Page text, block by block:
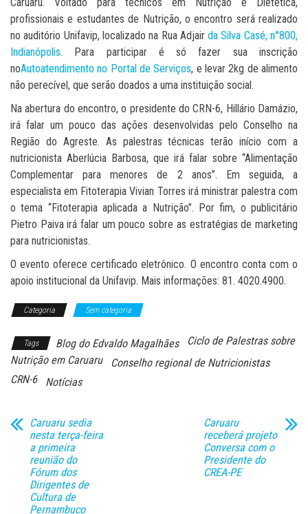
profissionais e estudantes de Nutrição, o encontro será realizado
no auditório Unifavip, localizado na Rua Adjairda Silva Casé, n°800,
Indianópolis. Para participar é só fazer sua inscrição
noAutoatendimento no Portal de Serviços, e levar 2kg de alimento
não perecível, que serão doados a uma instituição social.
Na abertura do encontro, o presidente do CRN-6, Hillário Damázio,
irá falar um pouco das ações desenvolvidas pelo Conselho na
Região do Agreste. As palestras técnicas terão início com a
nutricionista Aberlúcia Barbosa, que irá falar sobre “Alimentação
Complementar para menores de 2 anos”. Em seguida, a
especialista em Fitoterapia Vivian Torres irá ministrar palestra com
o tema “Fitoterapia aplicada a Nutrição”. Por fim, o publicitário
Pietro Paiva irá falar um pouco sobre as estratégias de marketing
para nutricionistas.
O evento oferece certificado eletrônico. O encontro conta com o
apoio institucional da Unifavip. Mais informações: 81. 4020.4900.
Categoria Sem categoria
Tags Blog do Edvaldo Magalhães
Ciclo de Palestras sobre
Nutrição em Caruaru
Conselho regional de Nutricionistas
CRN-6
Notícias
Caruaru sedia
nesta terça-feira
a primeira
reunião do
Fórum dos
Dirigentes de
Cultura de
Pernambuco
Caruaru
receberá projeto
Conversa com o
Presidente do
CREA-PE